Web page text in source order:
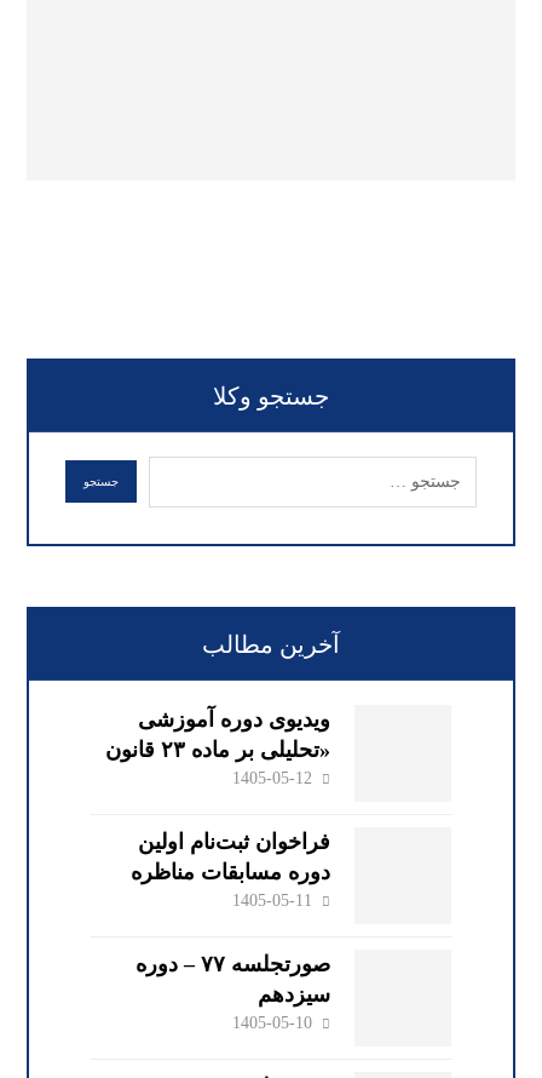
جستجو وکلا
آخرین مطالب
ویدیوی دوره آموزشی
«تحلیلی بر ماده ۲۳ قانون
صدور چک» با سخنرانی
1405-05-12
فراخوان ثبت‌نام اولین
دوره مسابقات مناظره
تخصصی حقوقی کانون
1405-05-11
صورتجلسه ۷۷ – دوره
سیزدهم
1405-05-10